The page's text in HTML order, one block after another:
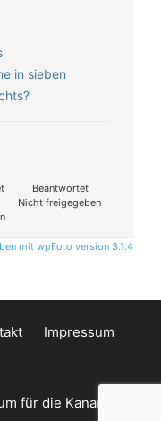
in sieben
Beantwortet
Nicht freigegeben
mit wpForo version 3.1.4
Impressum
für die Kanarischen